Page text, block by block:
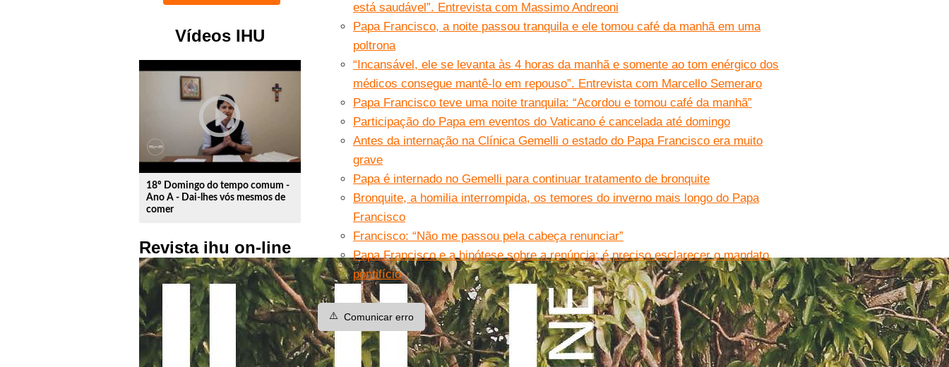
Vídeos IHU
play_circle_outline
18º Domingo do tempo comum -
Ano A - Dai-lhes vós mesmos de
comer
Revista ihu on-line
está saudável”. Entrevista com Massimo Andreoni
Papa Francisco, a noite passou tranquila e ele tomou café da manhã em uma
poltrona
“Incansável, ele se levanta às 4 horas da manhã e somente ao tom enérgico dos
médicos consegue mantê-lo em repouso”. Entrevista com Marcello Semeraro
Papa Francisco teve uma noite tranquila: “Acordou e tomou café da manhã”
Participação do Papa em eventos do Vaticano é cancelada até domingo
Antes da internação na Clínica Gemelli o estado do Papa Francisco era muito
grave
Papa é internado no Gemelli para continuar tratamento de bronquite
Bronquite, a homilia interrompida, os temores do inverno mais longo do Papa
Francisco
Francisco: “Não me passou pela cabeça renunciar”
Papa Francisco e a hipótese sobre a renúncia: é preciso esclarecer o mandato
pontifício
⚠️ Comunicar erro